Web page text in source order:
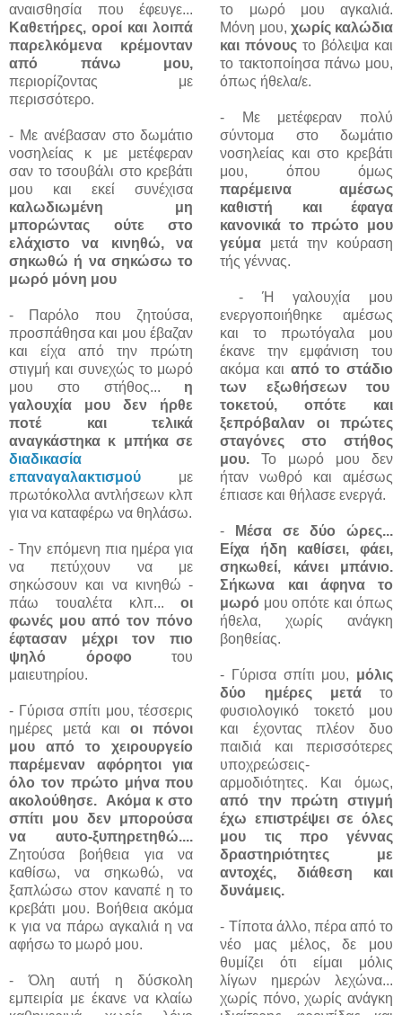
αναισθησία που έφευγε...
Καθετήρες, οροί και λοιπά
παρελκόμενα κρέμονταν
από πάνω μου,
περιορίζοντας με
περισσότερο.
- Με ανέβασαν στο δωμάτιο
νοσηλείας κ με μετέφεραν
σαν το τσουβάλι στο κρεβάτι
μου και εκεί συνέχισα
καλωδιωμένη μη
μπορώντας ούτε στο
ελάχιστο να κινηθώ, να
σηκωθώ ή να σηκώσω το
μωρό μόνη μου
- Παρόλο που ζητούσα,
προσπάθησα και μου έβαζαν
και είχα από την πρώτη
στιγμή και συνεχώς το μωρό
μου στο στήθος... η
γαλουχία μου δεν ήρθε
ποτέ και τελικά
αναγκάστηκα κ μπήκα σε
διαδικασία
επαναγαλακτισμού με
πρωτόκολλα αντλήσεων κλπ
για να καταφέρω να θηλάσω.
- Την επόμενη πια ημέρα για
να πετύχουν να με
σηκώσουν και να κινηθώ -
πάω τουαλέτα κλπ...οι
φωνές μου από τον πόνο
έφτασαν μέχρι τον πιο
ψηλό όροφοτου
μαιευτηρίου.
- Γύρισα σπίτι μου, τέσσερις
ημέρες μετά καιοι πόνοι
μου από το χειρουργείο
παρέμεναν αφόρητοι για
όλο τον πρώτο μήνα που
ακολούθησε. Ακόμα κ στο
σπίτι μου δεν μπορούσα
να αυτο-ξυπηρετηθώ....
Ζητούσα βοήθεια για να
καθίσω, να σηκωθώ, να
ξαπλώσω στον καναπέ η το
κρεβάτι μου. Βοήθεια ακόμα
κ για να πάρω αγκαλιά η να
αφήσω το μωρό μου.
- Όλη αυτή η δύσκολη
εμπειρία με έκανε να κλαίω
το μωρό μου αγκαλιά.
Μόνη μου, χωρίς καλώδια
και πόνους το βόλεψα και
το τακτοποίησα πάνω μου,
όπως ήθελα/ε.
- Με μετέφεραν πολύ
σύντομα στο δωμάτιο
νοσηλείας και στο κρεβάτι
μου, όπου όμως
παρέμεινα αμέσως
καθιστή και έφαγα
κανονικά το πρώτο μου
γεύμα μετά την κούραση
τής γέννας.
- Ή γαλουχία μου
ενεργοποιήθηκε αμέσως
και το πρωτόγαλα μου
έκανε την εμφάνιση του
ακόμα και από το στάδιο
των εξωθήσεων του
τοκετού, οπότε και
ξεπρόβαλαν οι πρώτες
σταγόνες στο στήθος
μου. Το μωρό μου δεν
ήταν νωθρό και αμέσως
έπιασε και θήλασε ενεργά.
-
Μέσα σε δύο ώρες...
Είχα ήδη καθίσει, φάει,
σηκωθεί, κάνει μπάνιο.
Σήκωνα και άφηνα το
μωρό μου οπότε και όπως
ήθελα, χωρίς ανάγκη
βοηθείας.
- Γύρισα σπίτι μου, μόλις
δύο ημέρες μετά το
φυσιολογικό τοκετό μου
και έχοντας πλέον δυο
παιδιά και περισσότερες
υποχρεώσεις-
αρμοδιότητες. Και όμως,
από την πρώτη στιγμή
έχω επιστρέψει σε όλες
μου τις προ γέννας
δραστηριότητες με
αντοχές, διάθεση και
δυνάμεις.
- Τίποτα άλλο, πέρα από το
νέο μας μέλος, δε μου
θυμίζει ότι είμαι μόλις
λίγων ημερών λεχώνα...
χωρίς πόνο, χωρίς ανάγκη